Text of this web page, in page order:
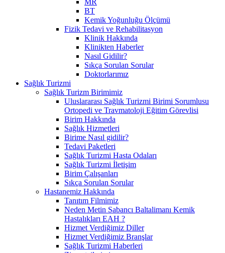
BT
Kemik Yoğunluğu Ölçümü
Fizik Tedavi ve Rehabilitasyon
Klinik Hakkında
Klinikten Haberler
Nasıl Gidilir?
Sıkça Sorulan Sorular
Doktorlarımız
Sağlık Turizmi
Sağlık Turizm Birimimiz
Uluslararası Sağlık Turizmi Birimi Sorumlusu
Ortopedi ve Travmatoloji Eğitim Görevlisi
Birim Hakkında
Sağlık Hizmetleri
Birime Nasıl gidilir?
Tedavi Paketleri
Sağlık Turizmi Hasta Odaları
Sağlık Turizmi İletişim
Birim Çalışanları
Sıkça Sorulan Sorular
Hastanemiz Hakkında
Tanıtım Filmimiz
Neden Metin Sabancı Baltalimanı Kemik
Hastalıkları EAH ?
Hizmet Verdiğimiz Diller
Hizmet Verdiğimiz Branşlar
Sağlık Turizmi Haberleri